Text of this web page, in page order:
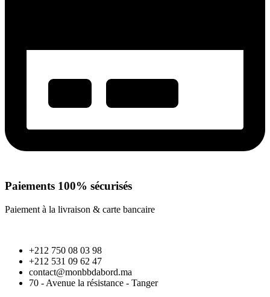
Paiements 100% sécurisés
Paiement à la livraison & carte bancaire
+212 750 08 03 98
+212 531 09 62 47
contact@monbbdabord.ma
70 - Avenue la résistance - Tanger